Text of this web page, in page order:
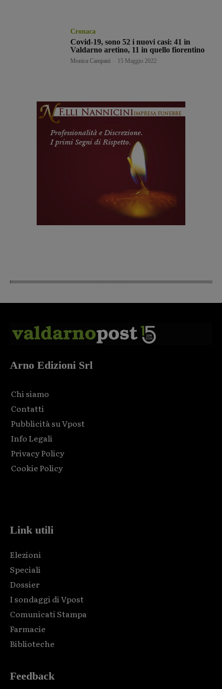
Cronaca
Covid-19, sono 52 i nuovi casi: 41 in
Valdarno aretino, 11 in quello fiorentino
Monica Campani 15 Maggio 2022
Arno Edizioni Srl
Chi siamo
Contatti
Pubblicità su Vpost
Info Legali
Privacy Policy
Cookie Policy
Link utili
Elezioni
Speciali
Dossier
I sondaggi di Vpost
Comunicati Stampa
Farmacie
Biblioteche
Feedback